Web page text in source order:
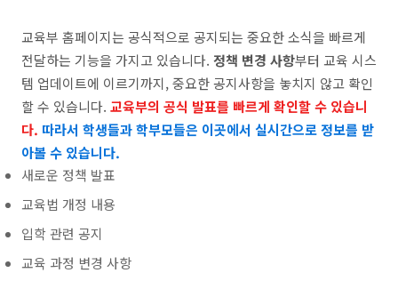
교육부 홈페이지는 공식적으로 공지되는 중요한 소식을 빠르게
전달하는 기능을 가지고 있습니다. 정책 변경 사항부터 교육 시스
템 업데이트에 이르기까지, 중요한 공지사항을 놓치지 않고 확인
할 수 있습니다. 교육부의 공식 발표를 빠르게 확인할 수 있습니
다. 따라서 학생들과 학부모들은 이곳에서 실시간으로 정보를 받
아볼 수 있습니다.
새로운 정책 발표
교육법 개정 내용
입학 관련 공지
교육 과정 변경 사항